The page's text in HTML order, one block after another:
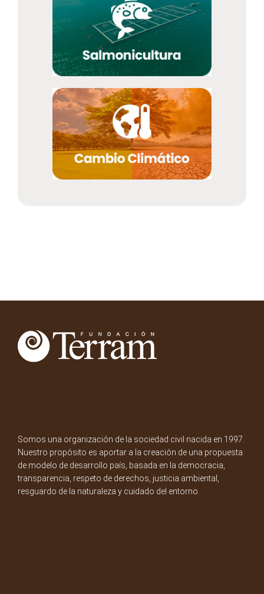
Somos una organización de la sociedad civil nacida en 1997.
Nuestro propósito es aportar a la creación de una propuesta
de modelo de desarrollo país, basada en la democracia,
transparencia, respeto de derechos, justicia ambiental,
resguardo de la naturaleza y cuidado del entorno.